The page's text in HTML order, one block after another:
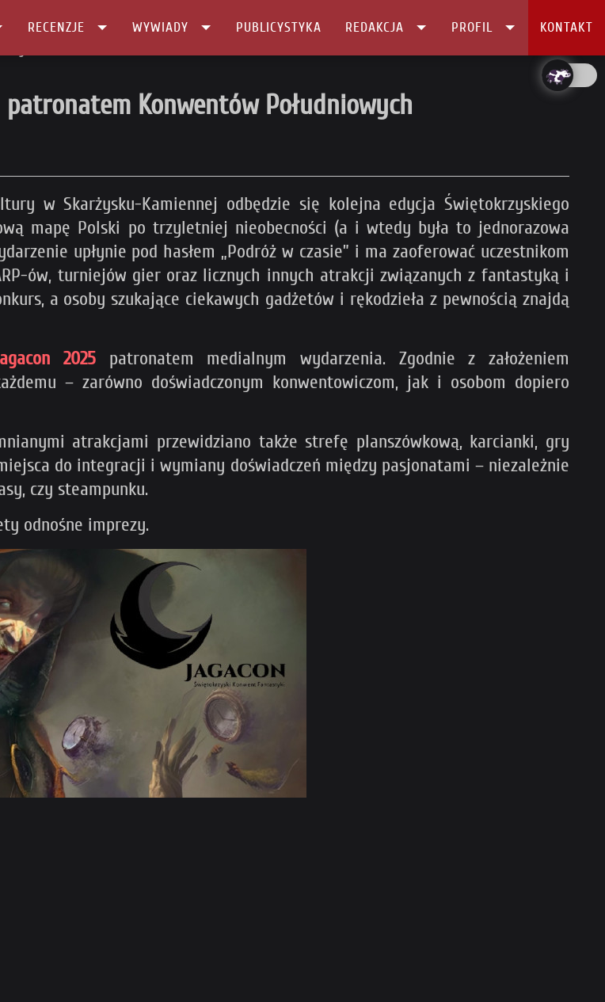
RECENZJE WYWIADY PUBLICYSTYKA REDAKCJA PROFIL KONTAKT
Konwentów Południowych
w Skarżysku-Kamiennej odbędzie się kolejna edycja Świętokrzyskiego
mapę Polski po trzyletniej nieobecności (a i wtedy była to jednorazowa
upłynie pod hasłem „Podróż w czasie” i ma zaoferować uczestnikom
ów, turniejów gier oraz licznych innych atrakcji związanych z fantastyką i
a osoby szukające ciekawych gadżetów i rękodzieła z pewnością znajdą
2025patronatem medialnym wydarzenia. Zgodnie z założeniem
– zarówno doświadczonym konwentowiczom, jak i osobom dopiero
atrakcjami przewidziano także strefę planszówkową, karcianki, gry
do integracji i wymiany doświadczeń między pasjonatami – niezależnie
czy steampunku.
odnośne imprezy.